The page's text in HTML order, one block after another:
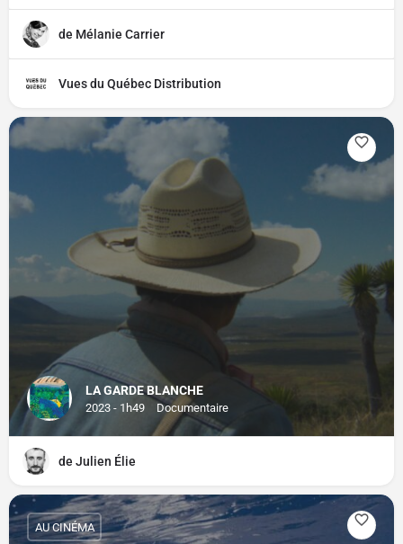
de Mélanie Carrier
Vues du Québec Distribution
LA GARDE BLANCHE
2023 - 1h49 Documentaire
de Julien Élie
AU CINÉMA